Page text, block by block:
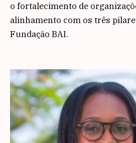
o fortalecimento de
alinhamento com os três
Fundação BAI.